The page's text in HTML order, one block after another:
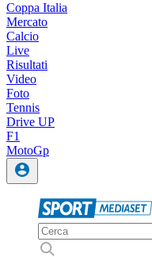
Coppa Italia
Mercato
Calcio
Live
Risultati
Video
Foto
Tennis
Drive UP
F1
MotoGp